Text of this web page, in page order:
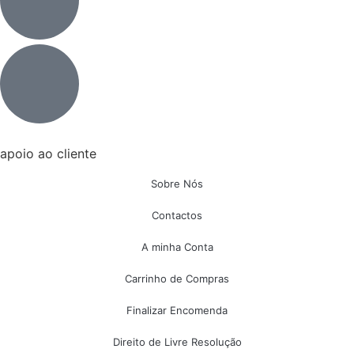
apoio ao cliente
Sobre Nós
Contactos
A minha Conta
Carrinho de Compras
Finalizar Encomenda
Direito de Livre Resolução